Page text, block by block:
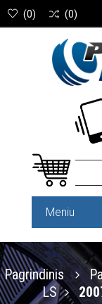
(0) (0)
Meniu
Pagrindinis
LS